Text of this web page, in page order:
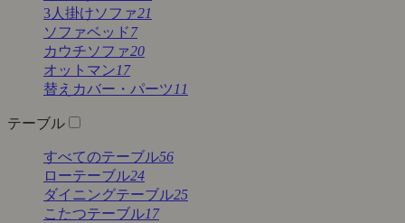
3人掛けソファ21
ソファベッド7
カウチソファ20
オットマン17
替えカバー・パーツ 11
テーブル
すべてのテーブル56
ローテーブル24
ダイニングテーブル25
こたつテーブル17